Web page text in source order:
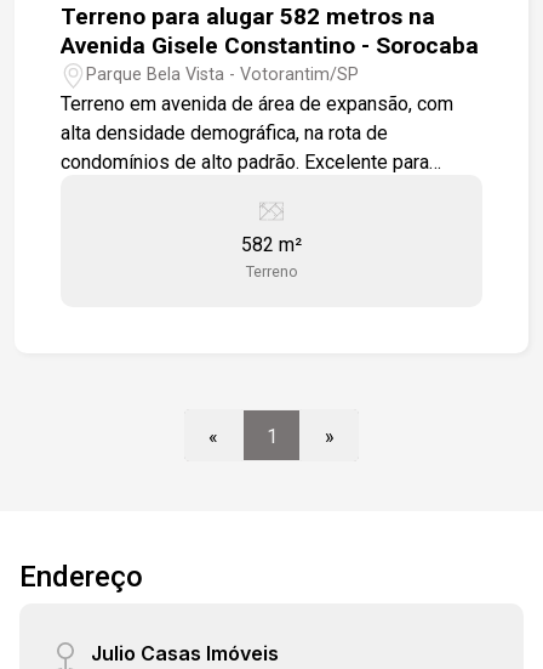
Terreno para alugar 582 metros na
Avenida Gisele Constantino - Sorocaba
Parque Bela Vista - Votorantim/SP
Terreno em avenida de área de expansão, com
alta densidade demográfica, na rota de
condomínios de alto padrão. Excelente para
prestação de serviços. Terreno de esquina.
Estamos à disposição para te atender. Gostaria
de saber mais informações ou agendar uma
582 m²
Terreno
« 1 »
Endereço
Julio Casas Imóveis